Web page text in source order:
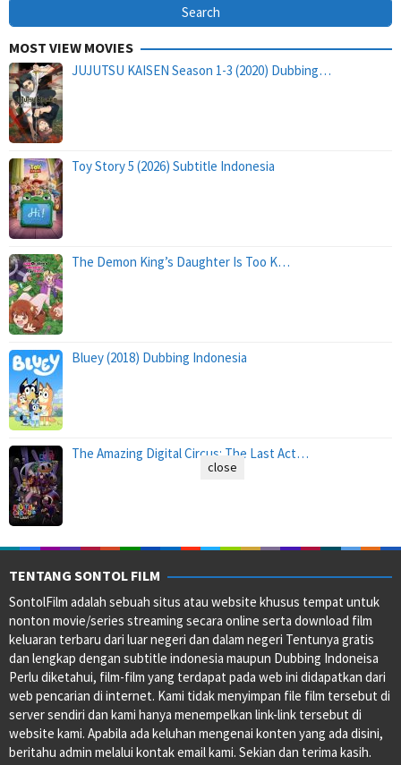
MOST VIEW MOVIES
JUJUTSU KAISEN Season 1-3 (2020) Dubbing…
Toy Story 5 (2026) Subtitle Indonesia
The Demon King’s Daughter Is Too K…
Bluey (2018) Dubbing Indonesia
The Amazing Digital Circus: The Last Act…
TENTANG SONTOL FILM
SontolFilm adalah sebuah situs atau website khusus tempat untuk
nonton movie/series streaming secara online serta download film
keluaran terbaru dari luar negeri dan dalam negeri Tentunya gratis
dan lengkap dengan subtitle indonesia maupun Dubbing Indoneisa
Perlu diketahui, film-film yang terdapat pada web ini didapatkan dari
web pencarian di internet. Kami tidak menyimpan file film tersebut di
server sendiri dan kami hanya menempelkan link-link tersebut di
website kami. Apabila ada keluhan mengenai konten yang ada disini,
beritahu admin melalui kontak email kami. Sekian dan terima kasih.
close